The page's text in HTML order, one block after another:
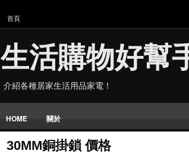
首頁
生活購物好幫
介紹各種居家生活用品家電！
HOME 關於
30MM銅掛鎖 價格